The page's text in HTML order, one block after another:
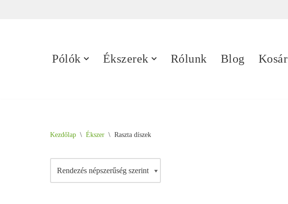
Pólók Ékszerek Rólunk Blog Kosár
Kezdőlap \ Ékszer \ Raszta díszek